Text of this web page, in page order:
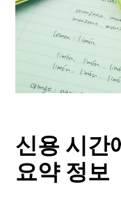
신용 시간
요약 정보